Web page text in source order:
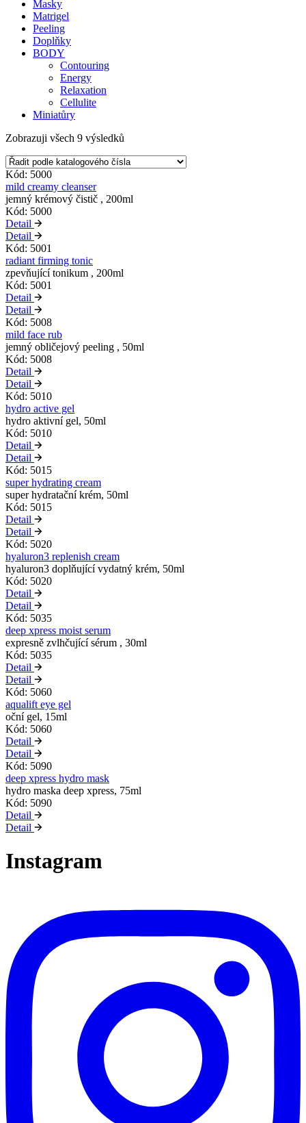
Masky
Matrigel
Peeling
Doplňky
BODY
Contouring
Energy
Relaxation
Cellulite
Miniatůry
Zobrazuji všech 9 výsledků
Kód: 5000
mild creamy cleanser
jemný krémový čistič , 200ml
Kód: 5000
Detail
Detail
Kód: 5001
radiant firming tonic
zpevňující tonikum , 200ml
Kód: 5001
Detail
Detail
Kód: 5008
mild face rub
jemný obličejový peeling , 50ml
Kód: 5008
Detail
Detail
Kód: 5010
hydro active gel
hydro aktivní gel, 50ml
Kód: 5010
Detail
Detail
Kód: 5015
super hydrating cream
super hydratační krém, 50ml
Kód: 5015
Detail
Detail
Kód: 5020
hyaluron3 replenish cream
hyaluron3 doplňující vydatný krém, 50ml
Kód: 5020
Detail
Detail
Kód: 5035
deep xpress moist serum
expresně zvlhčující sérum , 30ml
Kód: 5035
Detail
Detail
Kód: 5060
aqualift eye gel
oční gel, 15ml
Kód: 5060
Detail
Detail
Kód: 5090
deep xpress hydro mask
hydro maska deep xpress, 75ml
Kód: 5090
Detail
Detail
Instagram